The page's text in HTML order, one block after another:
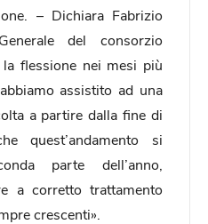
– Dichiara Fabrizio
del consorzio
flessione nei mesi più
assistito ad una
a partire dalla fine di
quest’andamento si
parte dell’anno,
a corretto trattamento
crescenti».